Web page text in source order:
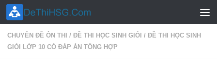
Skip to content
CHUYÊN ĐỀ ÔN THI / ĐỀ THI HỌC SINH GIỎI / ĐỀ THI HỌC SINH
GIỎI LỚP 10 CÓ ĐÁP ÁN TỔNG HỢP